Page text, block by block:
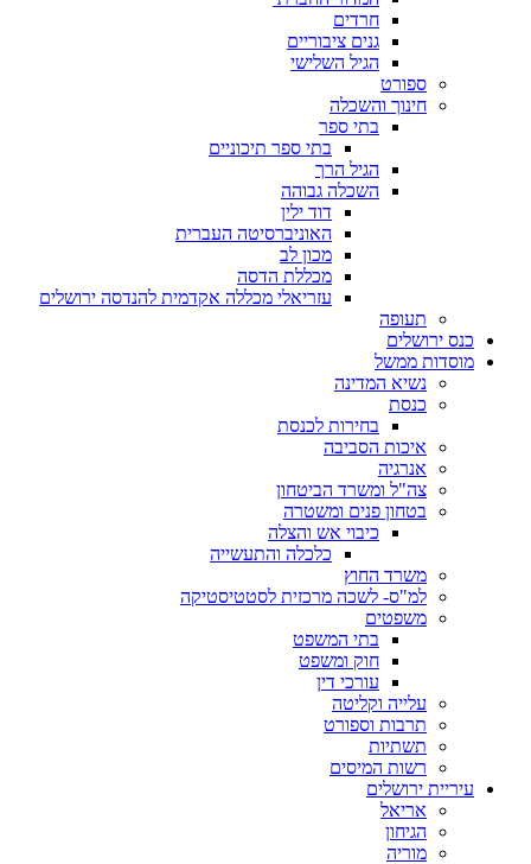
חרדים
גנים ציבוריים
הגיל השלישי
ספורט
חינוך והשכלה
בתי ספר
בתי ספר תיכוניים
הגיל הרך
השכלה גבוהה
דוד ילין
האוניברסיטה העברית
מכון לב
מכללת הדסה
עזריאלי מכללה אקדמית להנדסה ירושלים
תעופה
כנס ירושלים
מוסדות ממשל
נשיא המדינה
כנסת
בחירות לכנסת
איכות הסביבה
אנרגיה
צה"ל ומשרד הביטחון
בטחון פנים ומשטרה
כיבוי אש והצלה
כלכלה והתעשייה
משרד החוץ
למ"ס- לשכה מרכזית לסטטיסטיקה
משפטים
בתי המשפט
חוק ומשפט
עורכי דין
עלייה וקליטה
תרבות וספורט
תשתיות
רשות המיסים
עיריית ירושלים
אריאל
הגיחון
מוריה